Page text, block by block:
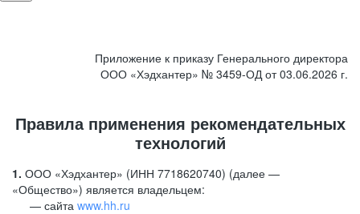
Приложение к приказу Генерального директора
ООО «Хэдхантер» № 3459-ОД от 03.06.2026 г.
Правила применения рекомендательных
технологий
1. ООО «Хэдхантер» (ИНН 7718620740) (далее —
«Общество») является владельцем:
сайта www.hh.ru